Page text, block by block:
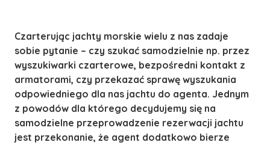
Czarterując jachty morskie wielu z nas zadaje
sobie pytanie – czy szukać samodzielnie np. przez
wyszukiwarki czarterowe, bezpośredni kontakt z
armatorami, czy przekazać sprawę wyszukania
odpowiedniego dla nas jachtu do agenta. Jednym
z powodów dla którego decydujemy się na
samodzielne przeprowadzenie rezerwacji jachtu
jest przekonanie, że agent dodatkowo bierze